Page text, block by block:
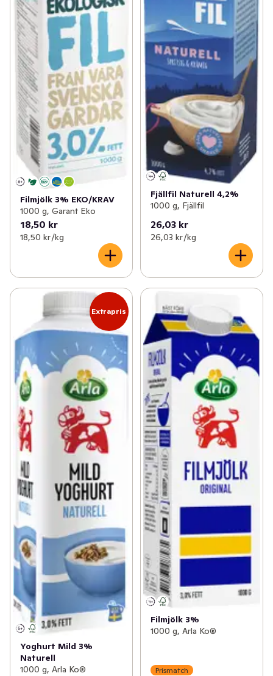
Filmjölk 3% EKO/KRAV
1000 g, Garant Eko
18,50 kr
18,50 kr /kg
Fjällfil Naturell 4,2%
1000 g, Fjällfil
26,03 kr
26,03 kr /kg
Extrapris
Yoghurt Mild 3%
Naturell
1000 g, Arla Ko®
Filmjölk 3%
1000 g, Arla Ko®
Prismatch